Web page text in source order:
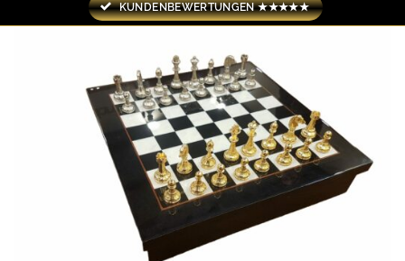
KUNDENBEWERTUNGEN ★★★★★